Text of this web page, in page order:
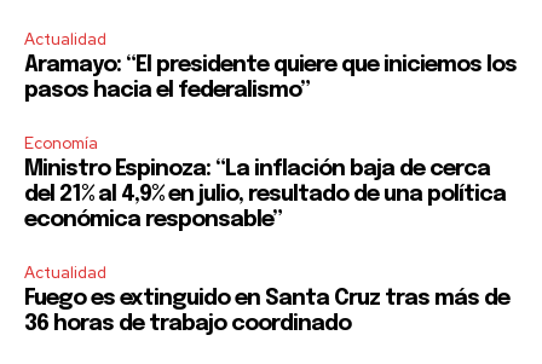
Actualidad
Aramayo: “El presidente quiere que iniciemos los
pasos hacia el federalismo”
Economía
Ministro Espinoza: “La inflación baja de cerca
del 21% al 4,9% en julio, resultado de una política
económica responsable”
Actualidad
Fuego es extinguido en Santa Cruz tras más de
36 horas de trabajo coordinado